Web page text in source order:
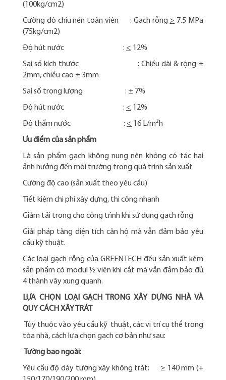
(100kg/cm2)
Cường độ chịu nén toàn viên : Gạch rỗng > 7.5 MPa
(75kg/cm2)
Độ hút nước : < 12%
Sai số kích thước : Chiều dài & rộng ±
2mm, chiều cao ± 3mm
Sai số trọng lượng : ± 7%
Độ hút nước : < 12%
Độ thấm nước : < 16 L/m2 h
Ưu điểm của sản phẩm
Là sản phẩm gạch không nung nên không có tác hại
ảnh hưởng đến môi trường trong quá trình sản xuất
Cường độ cao (sản xuất theo yêu cầu)
Tiết kiệm chi phí xây dựng, thi công nhanh
Giảm tải trọng cho công trình khi sử dụng gạch rỗng
Giải pháp tăng diện tích căn hộ mà vẫn đảm bảo yêu
cầu kỹ thuật.
Các loại gạch rỗng của GREENTECH đều sản xuất kèm
sản phẩm có modul ½ viên khi cắt mà vẫn đảm bảo đủ
4 thành vây xung quanh.
LỰA CHỌN LOẠI GẠCH TRONG XÂY DỰNG NHÀ VÀ
QUY CÁCH XÂY TRÁT
Tùy thuộc vào yêu cầu kỹ thuật, các vị trí cụ thể trong
tòa nhà, cách lựa chọn gạch cơ bản như sau:
Tường bao ngoài:
Yêu cầu độ dày tường xây không trát: ≥ 140 mm (+